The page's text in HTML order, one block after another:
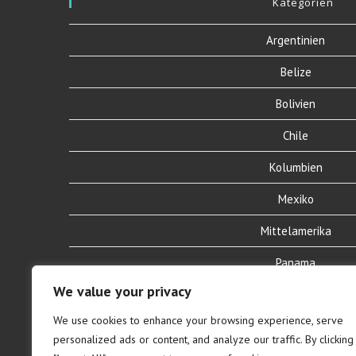
We value your privacy
We use cookies to enhance your browsing experience, serve
personalized ads or content, and analyze our traffic. By clicking
in
new
tab
in
Argentinien
Belize
Bolivien
Chile
Kolumbien
Mexiko
Mittelamerika
Panama
Peru